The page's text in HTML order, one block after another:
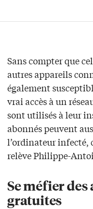
Sans compter que
autres appareils
également
vrai accès à un
sont utilisés à leur
abonnés peuvent
l’ordinateur infecté,
relève Philippe-
Se méfier
gratuites